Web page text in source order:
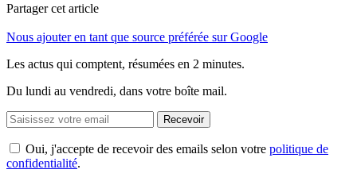
Partager cet article
Nous ajouter en tant que source préférée sur Google
Les actus qui comptent, résumées en 2 minutes.
Du lundi au vendredi, dans votre boîte mail.
Recevoir
Oui, j'accepte de recevoir des emails selon votre politique de
confidentialité.